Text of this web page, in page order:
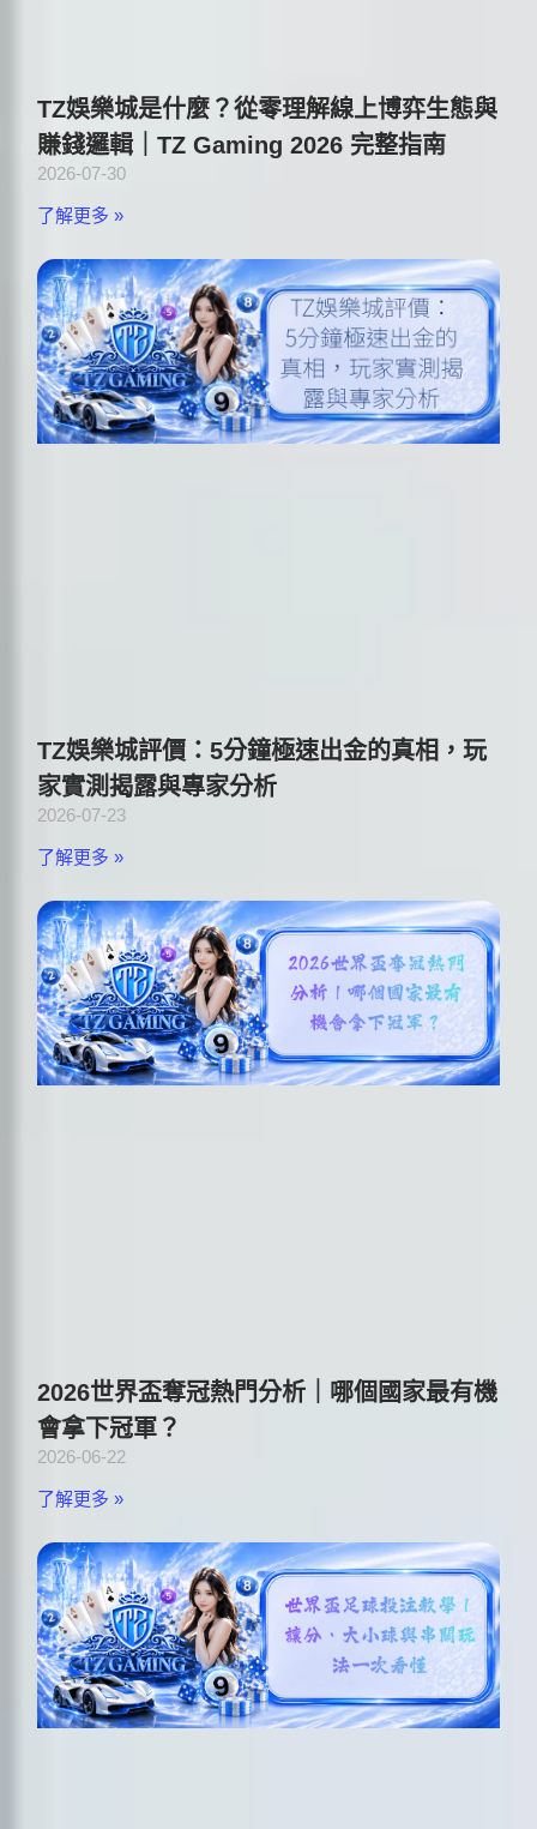
TZ娛樂城是什麼？從零理解線上博弈生態與
賺錢邏輯｜TZ Gaming 2026 完整指南
2026-07-30
了解更多 »
TZ娛樂城評價：5分鐘極速出金的真相，玩
家實測揭露與專家分析
2026-07-23
了解更多 »
2026世界盃奪冠熱門分析｜哪個國家最有機
會拿下冠軍？
2026-06-22
了解更多 »